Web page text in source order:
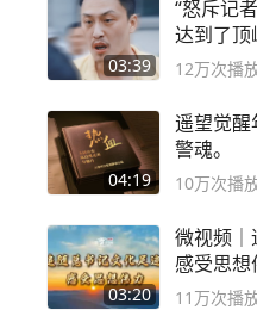
03:39
“怒斥记
达到了顶
12万次播
04:19
遥望觉醒
警魂。
10万次播
03:20
微视频｜
感受思想
11万次播